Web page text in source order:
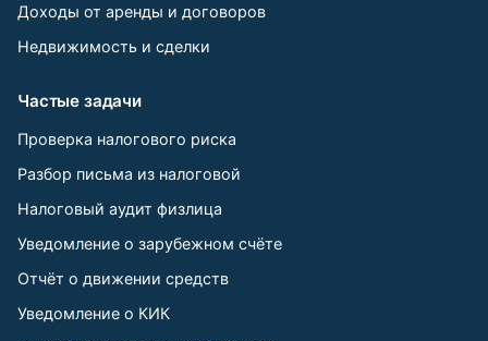
Доходы от аренды и договоров
Недвижимость и сделки
Частые задачи
Проверка налогового риска
Разбор письма из налоговой
Налоговый аудит физлица
Уведомление о зарубежном счёте
Отчёт о движении средств
Уведомление о КИК